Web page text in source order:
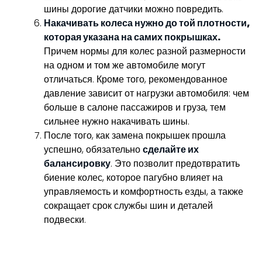
шины дорогие датчики можно повредить.
Накачивать колеса нужно до той плотности,
которая указана на самих покрышках.
Причем нормы для колес разной размерности
на одном и том же автомобиле могут
отличаться. Кроме того, рекомендованное
давление зависит от нагрузки автомобиля: чем
больше в салоне пассажиров и груза, тем
сильнее нужно накачивать шины.
После того, как замена покрышек прошла
успешно, обязательносделайте их
балансировку. Это позволит предотвратить
биение колес, которое пагубно влияет на
управляемость и комфортность езды, а также
сокращает срок службы шин и деталей
подвески.